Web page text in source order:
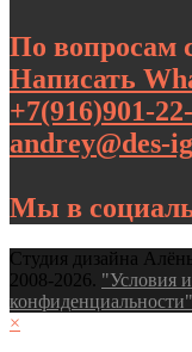
По вопросам
Написать
+7(916)901-
andrey@des-
Мы в
Студия дизайна
2008-2026. "Условия
конфиденциальности"
×